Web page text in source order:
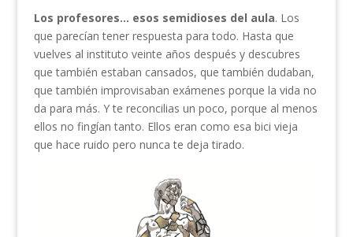
Los profesores… esos semidioses del aula. Los
que parecían tener respuesta para todo. Hasta que
vuelves al instituto veinte años después y descubres
que también estaban cansados, que también dudaban,
que también improvisaban exámenes porque la vida no
da para más. Y te reconcilias un poco, porque al menos
ellos no fingían tanto. Ellos eran como esa bici vieja
que hace ruido pero nunca te deja tirado.